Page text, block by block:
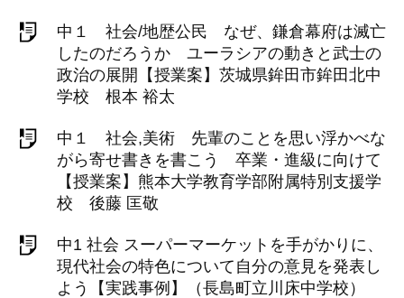
中１ 社会/地歴公民 なぜ、鎌倉幕府は滅亡
したのだろうか ユーラシアの動きと武士の
政治の展開【授業案】茨城県鉾田市鉾田北中
学校 根本 裕太
中１ 社会,美術 先輩のことを思い浮かべな
がら寄せ書きを書こう 卒業・進級に向けて
【授業案】熊本大学教育学部附属特別支援学
校 後藤 匡敬
中1 社会 スーパーマーケットを手がかりに、
現代社会の特色について自分の意見を発表し
よう【実践事例】（長島町立川床中学校）